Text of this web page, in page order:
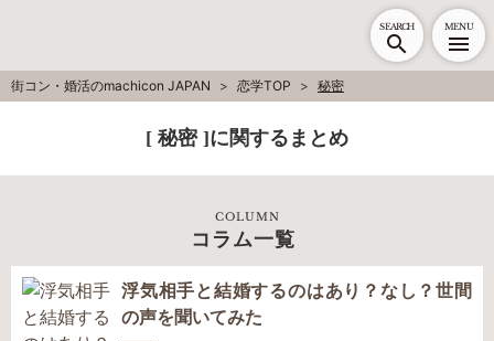
SEARCH MENU
街コン・婚活のmachicon JAPAN 恋学TOP 秘密
[ 秘密 ]に関するまとめ
COLUMN
コラム一覧
浮気相手と結婚するのはあり？なし？世間
の声を聞いてみた